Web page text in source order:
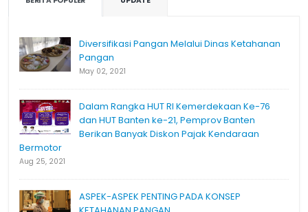
Diversifikasi Pangan Melalui Dinas Ketahanan
Pangan
May 02, 2021
Dalam Rangka HUT RI Kemerdekaan Ke-76
dan HUT Banten ke-21, Pemprov Banten
Berikan Banyak Diskon Pajak Kendaraan
Bermotor
Aug 25, 2021
ASPEK-ASPEK PENTING PADA KONSEP